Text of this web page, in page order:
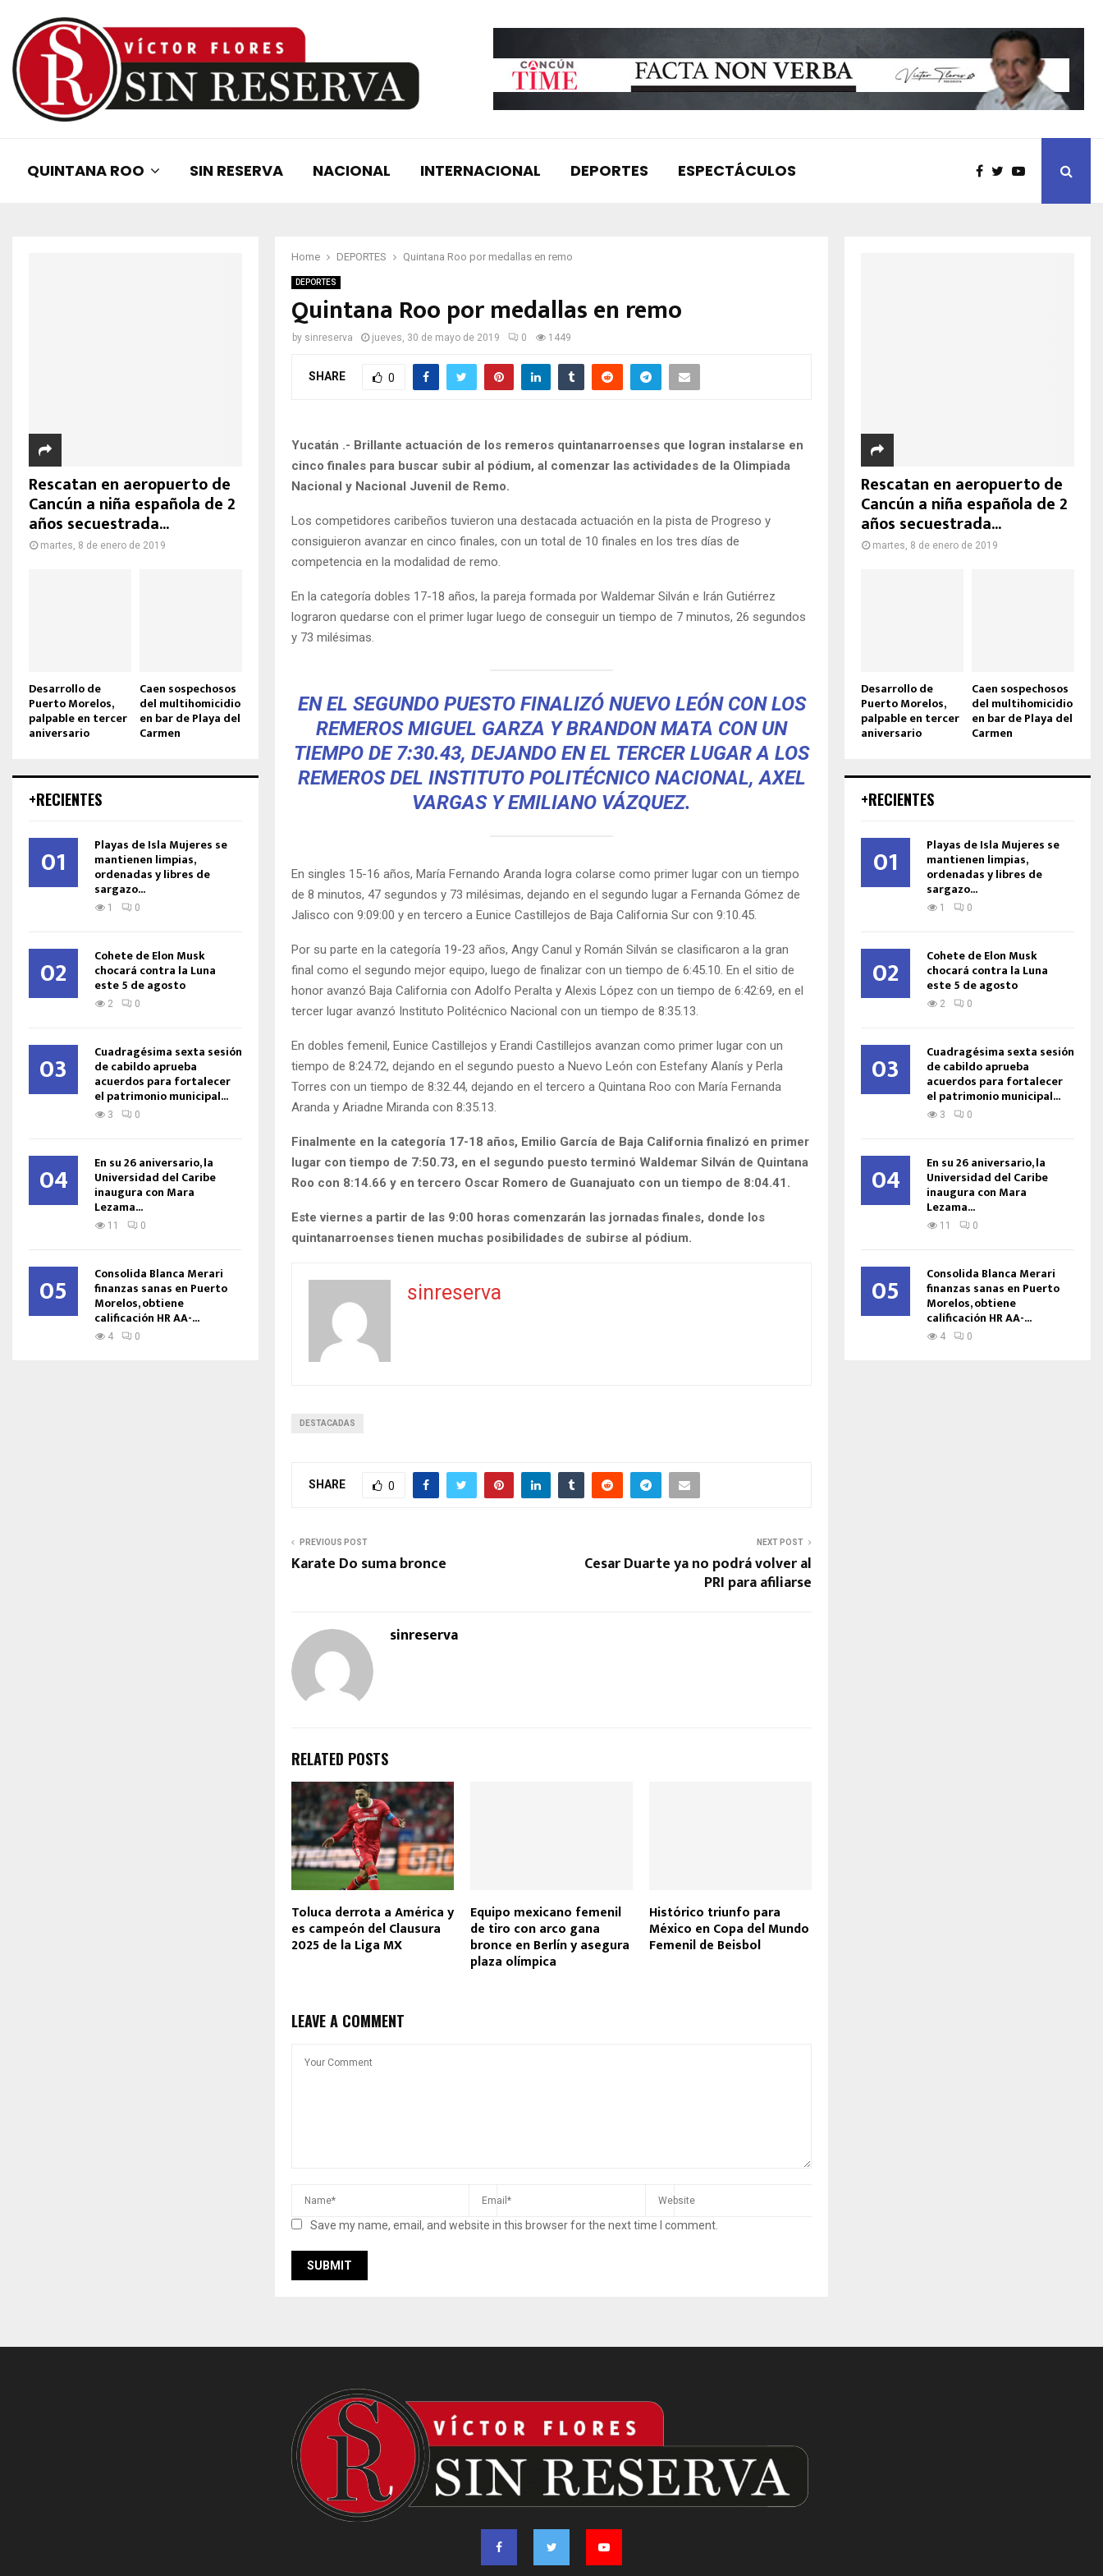
QUINTANA ROO SIN RESERVA NACIONAL INTERNACIONAL DEPORTES ESPECTÁCULOS
Home DEPORTES Quintana Roo por medallas en remo
DEPORTES
Quintana Roo por medallas en remo
by sinreserva jueves, 30 de mayo de 2019 0 1449
SHARE 0
Yucatán .- Brillante actuación de los remeros quintanarroenses que logran instalarse en
cinco finales para buscar subir al pódium, al comenzar las actividades de la Olimpiada
Nacional y Nacional Juvenil de Remo.
Los competidores caribeños tuvieron una destacada actuación en la pista de Progreso y
consiguieron avanzar en cinco finales, con un total de 10 finales en los tres días de
competencia en la modalidad de remo.
En la categoría dobles 17-18 años, la pareja formada por Waldemar Silván e Irán Gutiérrez
lograron quedarse con el primer lugar luego de conseguir un tiempo de 7 minutos, 26 segundos
y 73 milésimas.
EN EL SEGUNDO PUESTO FINALIZÓ NUEVO LEÓN CON LOS
REMEROS MIGUEL GARZA Y BRANDON MATA CON UN
TIEMPO DE 7:30.43, DEJANDO EN EL TERCER LUGAR A LOS
REMEROS DEL INSTITUTO POLITÉCNICO NACIONAL, AXEL
VARGAS Y EMILIANO VÁZQUEZ.
En singles 15-16 años, María Fernando Aranda logra colarse como primer lugar con un tiempo
de 8 minutos, 47 segundos y 73 milésimas, dejando en el segundo lugar a Fernanda Gómez de
Jalisco con 9:09:00 y en tercero a Eunice Castillejos de Baja California Sur con 9:10.45.
Por su parte en la categoría 19-23 años, Angy Canul y Román Silván se clasificaron a la gran
final como el segundo mejor equipo, luego de finalizar con un tiempo de 6:45.10. En el sitio de
honor avanzó Baja California con Adolfo Peralta y Alexis López con un tiempo de 6:42:69, en el
tercer lugar avanzó Instituto Politécnico Nacional con un tiempo de 8:35.13.
En dobles femenil, Eunice Castillejos y Erandi Castillejos avanzan como primer lugar con un
tiempo de 8:24.72, dejando en el segundo puesto a Nuevo León con Estefany Alanís y Perla
Torres con un tiempo de 8:32.44, dejando en el tercero a Quintana Roo con María Fernanda
Aranda y Ariadne Miranda con 8:35.13.
Finalmente en la categoría 17-18 años, Emilio García de Baja California finalizó en primer
lugar con tiempo de 7:50.73, en el segundo puesto terminó Waldemar Silván de Quintana
Roo con 8:14.66 y en tercero Oscar Romero de Guanajuato con un tiempo de 8:04.41.
Este viernes a partir de las 9:00 horas comenzarán las jornadas finales, donde los
quintanarroenses tienen muchas posibilidades de subirse al pódium.
sinreserva
DESTACADAS
SHARE 0
PREVIOUS POST
Karate Do suma bronce
NEXT POST
Cesar Duarte ya no podrá volver al
PRI para afiliarse
sinreserva
RELATED POSTS
Toluca derrota a América y
es campeón del Clausura
2025 de la Liga MX
Equipo mexicano femenil
de tiro con arco gana
bronce en Berlín y asegura
plaza olímpica
Histórico triunfo para
México en Copa del Mundo
Femenil de Beisbol
LEAVE A COMMENT
Save my name, email, and website in this browser for the next time I comment.
Rescatan en aeropuerto de
Cancún a niña española de 2
años secuestrada...
martes, 8 de enero de 2019
Desarrollo de
Puerto Morelos,
palpable en tercer
aniversario
Caen sospechosos
del multihomicidio
en bar de Playa del
Carmen
+RECIENTES
01 Playas de Isla Mujeres se
mantienen limpias,
ordenadas y libres de
sargazo...
1 0
02 Cohete de Elon Musk
chocará contra la Luna
este 5 de agosto
2 0
03 Cuadragésima sexta sesión
de cabildo aprueba
acuerdos para fortalecer
el patrimonio municipal...
3 0
04 En su 26 aniversario, la
Universidad del Caribe
inaugura con Mara
Lezama...
11 0
05 Consolida Blanca Merari
finanzas sanas en Puerto
Morelos, obtiene
calificación HR AA-...
4 0
Rescatan en aeropuerto de
Cancún a niña española de 2
años secuestrada...
martes, 8 de enero de 2019
Desarrollo de
Puerto Morelos,
palpable en tercer
aniversario
Caen sospechosos
del multihomicidio
en bar de Playa del
Carmen
+RECIENTES
01 Playas de Isla Mujeres se
mantienen limpias,
ordenadas y libres de
sargazo...
1 0
02 Cohete de Elon Musk
chocará contra la Luna
este 5 de agosto
2 0
03 Cuadragésima sexta sesión
de cabildo aprueba
acuerdos para fortalecer
el patrimonio municipal...
3 0
04 En su 26 aniversario, la
Universidad del Caribe
inaugura con Mara
Lezama...
11 0
05 Consolida Blanca Merari
finanzas sanas en Puerto
Morelos, obtiene
calificación HR AA-...
4 0